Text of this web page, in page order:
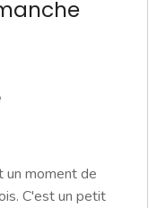
un moment de
C'est un petit